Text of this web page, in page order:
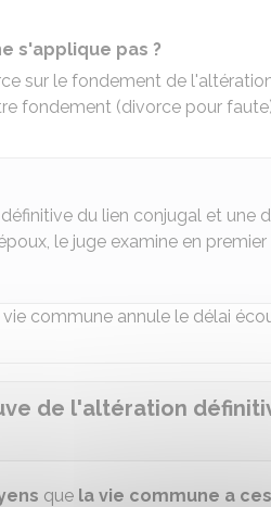
s'applique pas ?
sur le fondement de
fondement (divorce pour
du lien conjugal et une
le juge examine en
commune annule le délai
de l'altération
que la vie commune a